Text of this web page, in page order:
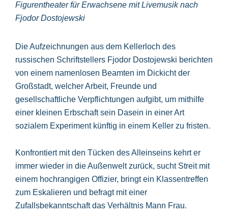
Figurentheater für Erwachsene mit Livemusik nach
Fjodor Dostojewski
Die Aufzeichnungen aus dem Kellerloch des
russischen Schriftstellers Fjodor Dostojewski berichten
von einem namenlosen Beamten im Dickicht der
Großstadt, welcher Arbeit, Freunde und
gesellschaftliche Verpflichtungen aufgibt, um mithilfe
einer kleinen Erbschaft sein Dasein in einer Art
sozialem Experiment künftig in einem Keller zu fristen.
Konfrontiert mit den Tücken des Alleinseins kehrt er
immer wieder in die Außenwelt zurück, sucht Streit mit
einem hochrangigen Offizier, bringt ein Klassentreffen
zum Eskalieren und befragt mit einer
Zufallsbekanntschaft das Verhältnis Mann Frau.